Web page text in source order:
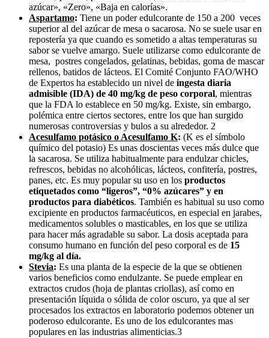
azúcar», «Zero», «Baja en calorías».
Aspartamo: Tiene un poder edulcorante de 150 a 200 veces
superior al del azúcar de mesa o sacarosa. No se suele usar en
repostería ya que cuando es sometido a altas temperaturas su
sabor se vuelve amargo. Suele utilizarse como edulcorante de
mesa, postres congelados, gelatinas, bebidas, goma de mascar
rellenos, batidos de lácteos. El Comité Conjunto FAO/WHO
de Expertos ha establecido un nivel de ingesta diaria
admisible (IDA) de 40 mg/kg de peso corporal, mientras
que la FDA lo establece en 50 mg/kg. Existe, sin embargo,
polémica entre ciertos sectores, entre los que han surgido
numerosas controversias y bulos a su alrededor. 2
Acesulfamo potásico o Acesulfamo K: (K es el símbolo
químico del potasio) Es unas doscientas veces más dulce que
la sacarosa. Se utiliza habitualmente para endulzar chicles,
refrescos, bebidas no alcohólicas, lácteos, confitería, postres,
panes, etc. Es muy popular su uso en los productos
etiquetados como “ligeros”, “0% azúcares” y en
productos para diabéticos. También es habitual su uso como
excipiente en productos farmacéuticos, en especial en jarabes,
medicamentos solubles o masticables, en los que se utiliza
para hacer más agradable su sabor. La dosis aceptada para
consumo humano en función del peso corporal es de 15
mg/kg al día.
Stevia: Es una planta de la especie de la que se obtienen
varios beneficios como endulzante. Se puede emplear en
extractos crudos (hoja de plantas criollas), así como en
presentación líquida o sólida de color oscuro, ya que al ser
procesados los extractos en laboratorio podemos obtener un
poderoso edulcorante. Es uno de los edulcorantes mas
populares en las industrias alimenticias.3